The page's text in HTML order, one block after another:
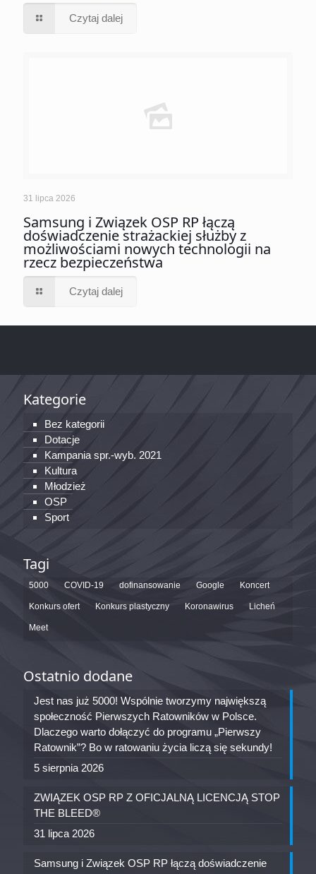
Czytaj dalej
31 lipca 2026
Samsung i Związek OSP RP łączą
doświadczenie strażackiej służby z
możliwościami nowych technologii na
rzecz bezpieczeństwa
Czytaj dalej
Kategorie
Bez kategorii
Dotacje
Kampania spr.-wyb. 2021
Kultura
Młodzież
OSP
Sport
Tagi
5000 COVID-19 dofinansowanie Google Koncert
Konkurs ofert Konkurs plastyczny Koronawirus Licheń
Meet
Ostatnio dodane
Jest nas już 5000! Wspólnie tworzymy największą
społeczność Pierwszych Ratowników w Polsce.
Dlaczego warto dołączyć do programu „Pierwszy
Ratownik”? Bo w ratowaniu życia liczą się sekundy!
5 sierpnia 2026
ZWIĄZEK OSP RP Z OFICJALNĄ LICENCJĄ STOP
THE BLEED®
31 lipca 2026
Samsung i Związek OSP RP łączą doświadczenie